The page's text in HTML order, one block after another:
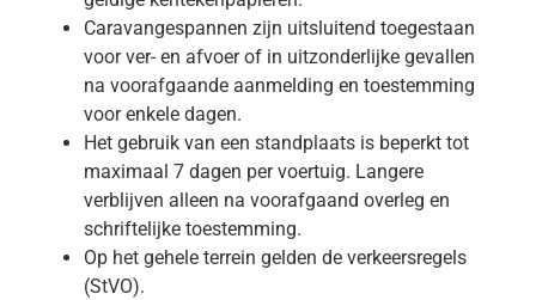
Caravangespannen zijn uitsluitend toegestaan
voor ver- en afvoer of in uitzonderlijke gevallen
na voorafgaande aanmelding en toestemming
voor enkele dagen.
Het gebruik van een standplaats is beperkt tot
maximaal 7 dagen per voertuig. Langere
verblijven alleen na voorafgaand overleg en
schriftelijke toestemming.
Op het gehele terrein gelden de verkeersregels
(StVO).